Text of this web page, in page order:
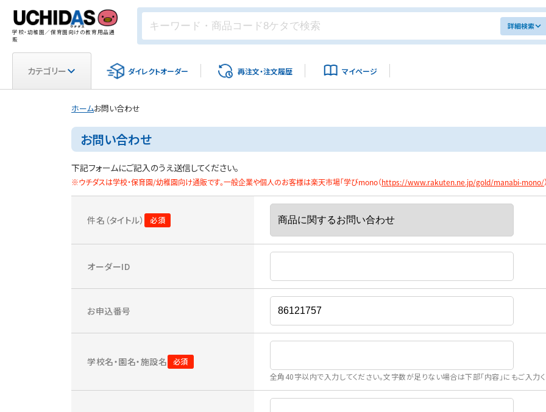
学校・幼稚園／保育園向けの教育用品通
販
詳細検索
カテゴリー ダイレクトオーダー 再注文・注文履歴 マイページ
ホームお問い合わせ
お問い合わせ
下記フォームにご記入のうえ送信してください。
※ウチダスは学校・保育園/幼稚園向け通販です。一般企業や個人のお客様は楽天市場「学びmono（https://www.rakuten.ne.jp/gold/manabi-mono/
件名（タイトル）
オーダーID
お申込番号
学校名・園名・施設名
全角40字以内で入力してください。文字数が足りない場合は下部「内容」にもご入力く